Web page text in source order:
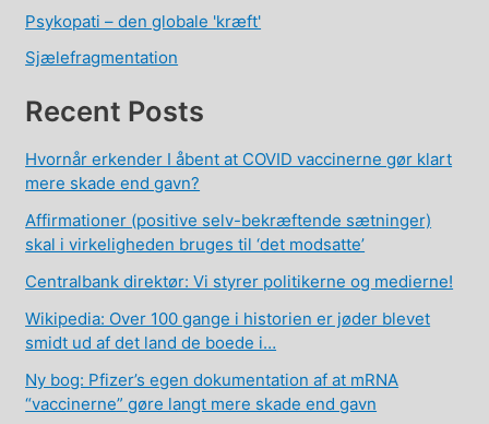
Psykopati – den globale 'kræft'
Sjælefragmentation
Recent Posts
Hvornår erkender I åbent at COVID vaccinerne gør klart
mere skade end gavn?
Affirmationer (positive selv-bekræftende sætninger)
skal i virkeligheden bruges til ‘det modsatte’
Centralbank direktør: Vi styrer politikerne og medierne!
Wikipedia: Over 100 gange i historien er jøder blevet
smidt ud af det land de boede i…
Ny bog: Pfizer’s egen dokumentation af at mRNA
“vaccinerne” gøre langt mere skade end gavn